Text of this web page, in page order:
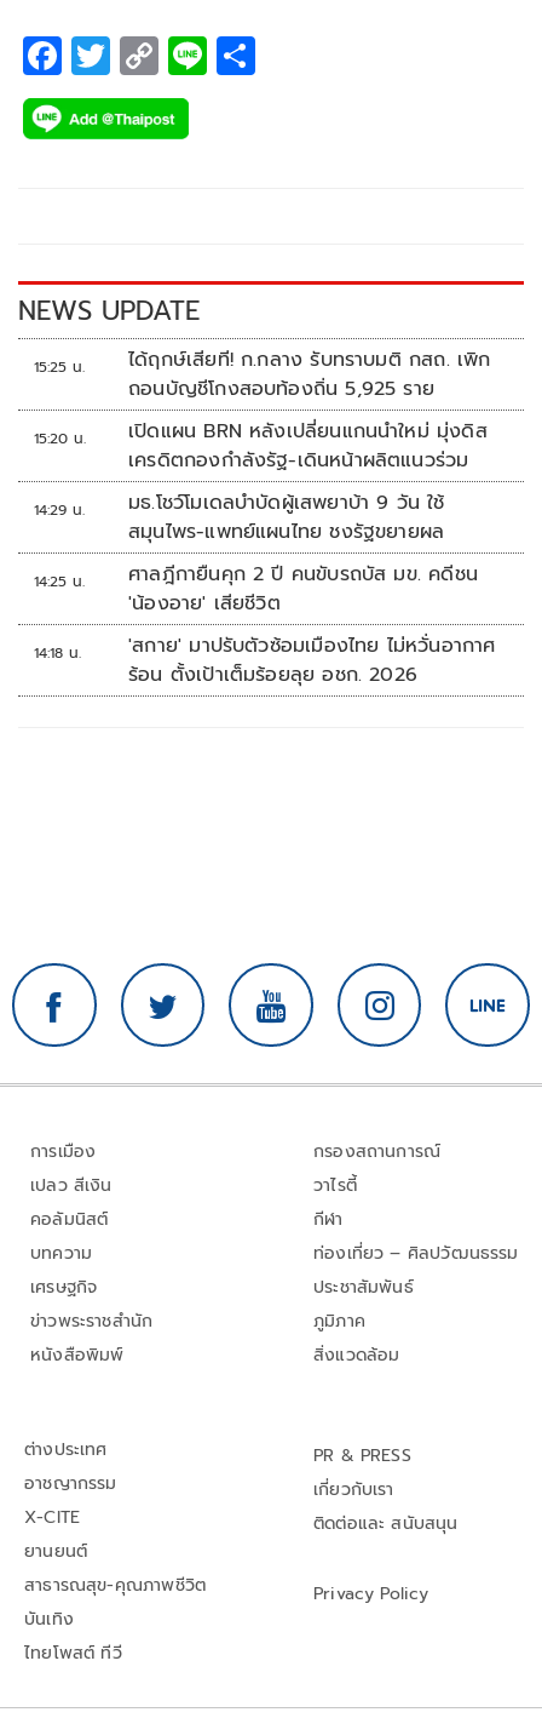
F
ac
e
k
T
wi
tt
C
o
p
k
Li
NEWS UPDATE
15:25 น.
ได้ฤกษ์เสียที! ก.กลาง รับทราบมติ กสถ. เพิก
ถอนบัญชีโกงสอบท้องถิ่น 5,925 ราย
15:20 น.
เปิดแผน BRN หลังเปลี่ยนแกนนำใหม่ มุ่งดิส
เครดิตกองกำลังรัฐ-เดินหน้าผลิตแนวร่วม
14:29 น.
มธ.โชว์โมเดลบำบัดผู้เสพยาบ้า 9 วัน ใช้
สมุนไพร-แพทย์แผนไทย ชงรัฐขยายผล
14:25 น.
ศาลฎีกายืนคุก 2 ปี คนขับรถบัส มข. คดีชน
'น้องอาย' เสียชีวิต
14:18 น.
'สกาย' มาปรับตัวซ้อมเมืองไทย ไม่หวั่นอากาศ
ร้อน ตั้งเป้าเต็มร้อยลุย อชก. 2026
การเมือง
เปลว สีเงิน
คอลัมนิสต์
บทความ
เศรษฐกิจ
ข่าวพระราชสำนัก
หนังสือพิมพ์
กรองสถานการณ์
วาไรตี้
กีฬา
ท่องเที่ยว – ศิลปวัฒนธรรม
ประชาสัมพันธ์
ภูมิภาค
สิ่งแวดล้อม
ต่างประเทศ
อาชญากรรม
X-CITE
ยานยนต์
สาธารณสุข-คุณภาพชีวิต
บันเทิง
ไทยโพสต์ ทีวี
PR & PRESS
เกี่ยวกับเรา
ติดต่อและ สนับสนุน
Privacy Policy